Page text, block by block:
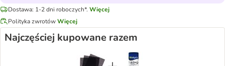
Dostawa: 1-2 dni roboczych*. Więcej
Polityka zwrotówWięcej
Najczęściej kupowane razem